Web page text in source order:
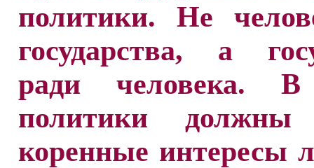
политики. Не
государства, а
ради человека. В
политики должны
коренные интересы